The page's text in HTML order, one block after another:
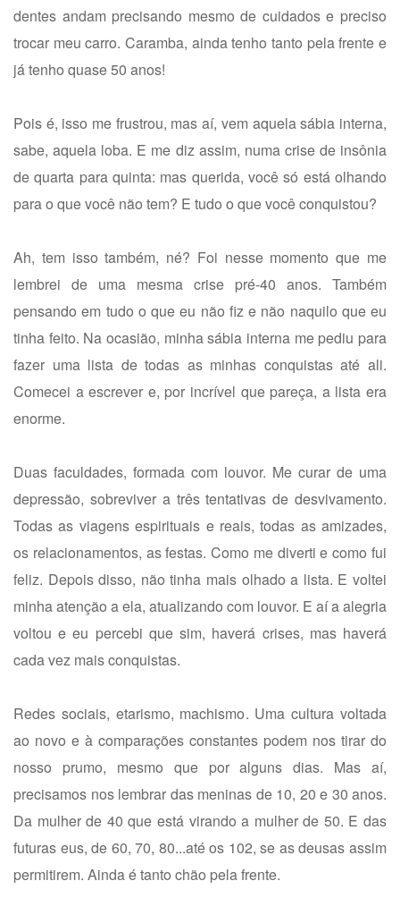
dentes andam precisando mesmo de cuidados e preciso
trocar meu carro. Caramba, ainda tenho tanto pela frente e
já tenho quase 50 anos!
Pois é, isso me frustrou, mas aí, vem aquela sábia interna,
sabe, aquela loba. E me diz assim, numa crise de insônia
de quarta para quinta: mas querida, você só está olhando
para o que você não tem? E tudo o que você conquistou?
Ah, tem isso também, né? Foi nesse momento que me
lembrei de uma mesma crise pré-40 anos. Também
pensando em tudo o que eu não fiz e não naquilo que eu
tinha feito. Na ocasião, minha sábia interna me pediu para
fazer uma lista de todas as minhas conquistas até ali.
Comecei a escrever e, por incrível que pareça, a lista era
enorme.
Duas faculdades, formada com louvor. Me curar de uma
depressão, sobreviver a três tentativas de desvivamento.
Todas as viagens espirituais e reais, todas as amizades,
os relacionamentos, as festas. Como me diverti e como fui
feliz. Depois disso, não tinha mais olhado a lista. E voltei
minha atenção a ela, atualizando com louvor. E aí a alegria
voltou e eu percebi que sim, haverá crises, mas haverá
cada vez mais conquistas.
Redes sociais, etarismo, machismo. Uma cultura voltada
ao novo e à comparações constantes podem nos tirar do
nosso prumo, mesmo que por alguns dias. Mas aí,
precisamos nos lembrar das meninas de 10, 20 e 30 anos.
Da mulher de 40 que está virando a mulher de 50. E das
futuras eus, de 60, 70, 80...até os 102, se as deusas assim
permitirem. Ainda é tanto chão pela frente.